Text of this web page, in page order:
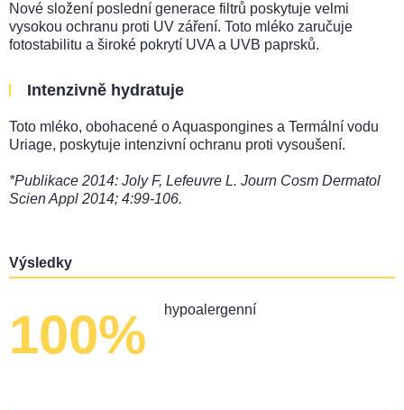
Nové složení poslední generace filtrů poskytuje velmi
vysokou ochranu proti UV záření. Toto mléko zaručuje
fotostabilitu a široké pokrytí UVA a UVB paprsků.
Intenzivně hydratuje
Toto mléko, obohacené o Aquaspongines a Termální vodu
Uriage, poskytuje intenzivní ochranu proti vysoušení.
*Publikace 2014: Joly F, Lefeuvre L. Journ Cosm Dermatol
Scien Appl 2014; 4:99-106.
Výsledky
100% hypoalergenní